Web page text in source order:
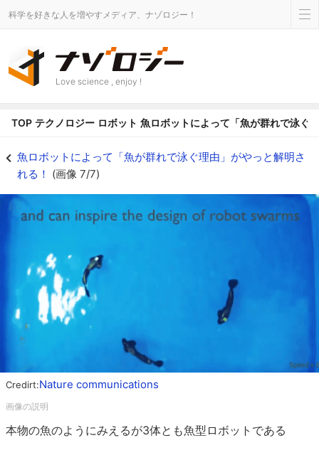
科学を好きな人を増やすメディア、ナゾロジー！
Love science , enjoy !
TOP テクノロジー ロボット 魚ロボットによって「魚が群れで泳ぐ
魚ロボットによって「魚が群れで泳ぐ理由」がやっと解明さ
れる！ (画像 7/7)
Credirt:Nature communications
本物の魚のようにみえるが3体とも魚型ロボットである